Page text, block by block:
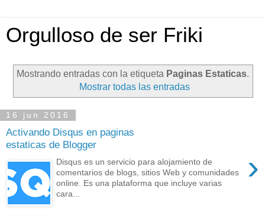
Orgulloso de ser Friki
Mostrando entradas con la etiqueta Paginas Estaticas.
Mostrar todas las entradas
16 jun 2016
Activando Disqus en paginas
estaticas de Blogger
›
Disqus es un servicio para alojamiento de
comentarios de blogs, sitios Web y comunidades
online. Es una plataforma que incluye varias
cara...